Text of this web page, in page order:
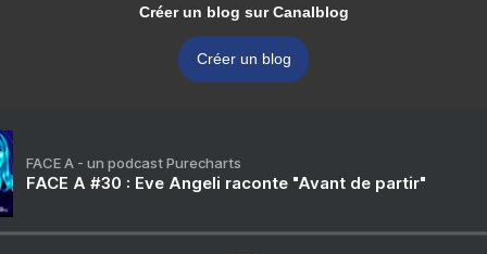
Créer un blog sur Canalblog
Créer un blog
FACE A - un podcast Purecharts
FACE A #30 : Eve Angeli raconte "Avant de partir"